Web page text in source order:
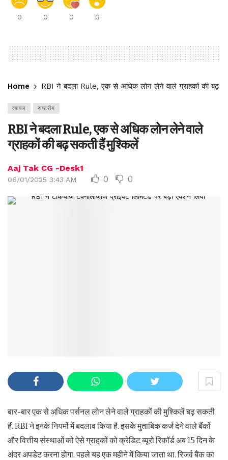
0 0 0 0
Home RBI ने बदला Rule, एक से अधिक लोन लेने वाले ग्राहकों की बढ़
व्यापार राष्ट्रीय
RBI ने बदला Rule, एक से अधिक लोन लेने वाले
ग्राहकों की बढ़ सकती हैं मुश्किलें
Aaj Tak CG -Desk1
06/01/2025 3:43 AM 0 0
बार-बार एक से अधिक पर्सनल लोन लेने वाले ग्राहकों की मुश्किलें बढ़ सकती
हैं. RBI ने इनके नियमों में बदलाव किया है. इसके मुताबिक कर्ज देने वाले बैंकों
और वित्तीय संस्थाओं को ऐसे ग्राहकों को क्रेडिट ब्यूरो रिकॉर्ड अब 15 दिन के
अंदर अपडेट करना होगा. पहले यह एक महीने में किया जाता था. रिजर्व बैंक का